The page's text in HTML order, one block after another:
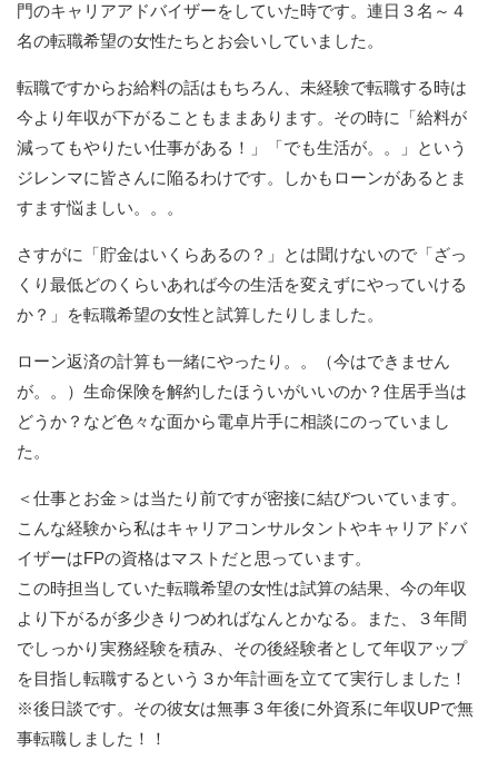
門のキャリアアドバイザーをしていた時です。連日３名～４
名の転職希望の女性たちとお会いしていました。
転職ですからお給料の話はもちろん、未経験で転職する時は
今より年収が下がることもままあります。その時に「給料が
減ってもやりたい仕事がある！」「でも生活が。。」という
ジレンマに皆さんに陥るわけです。しかもローンがあるとま
すます悩ましい。。。
さすがに「貯金はいくらあるの？」とは聞けないので「ざっ
くり最低どのくらいあれば今の生活を変えずにやっていける
か？」を転職希望の女性と試算したりしました。
ローン返済の計算も一緒にやったり。。（今はできません
が。。）生命保険を解約したほういがいいのか？住居手当は
どうか？など色々な面から電卓片手に相談にのっていまし
た。
＜仕事とお金＞は当たり前ですが密接に結びついています。
こんな経験から私はキャリアコンサルタントやキャリアドバ
イザーはFPの資格はマストだと思っています。
この時担当していた転職希望の女性は試算の結果、今の年収
より下がるが多少きりつめればなんとかなる。また、３年間
でしっかり実務経験を積み、その後経験者として年収アップ
を目指し転職するという３か年計画を立てて実行しました！
※後日談です。その彼女は無事３年後に外資系に年収UPで無
事転職しました！！